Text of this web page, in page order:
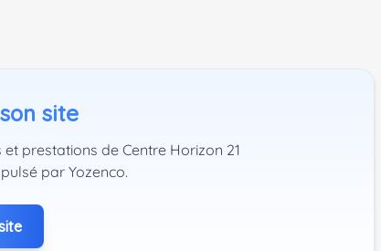
site
prestations de Centre Horizon 21
par Yozenco.